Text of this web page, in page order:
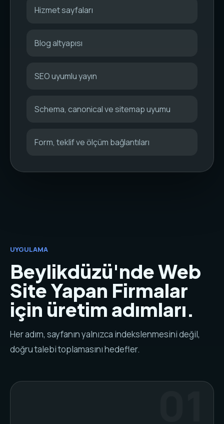
Hizmet sayfaları
Blog altyapısı
SEO uyumlu yayın
Schema, canonical ve sitemap uyumu
Form, teklif ve ölçüm bağlantıları
UYGULAMA
Beylikdüzü'nde Web
Site Yapan Firmalar
için üretim adımları.
Her adım, sayfanın yalnızca indekslenmesini değil,
doğru talebi toplamasını hedefler.